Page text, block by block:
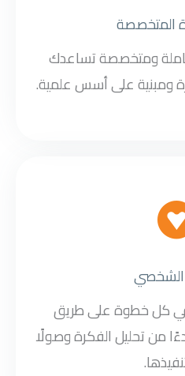
المتخصصة
ومتخصصة تساعدك
ومبنية على أسس علمية.
الشخصي
كل خطوة على طريق
من تحليل الفكرة وصولًا